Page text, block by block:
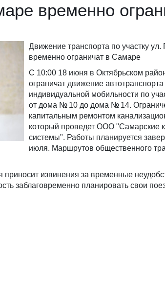
временно
Движение транспорта по участку ул.
временно ограничат в Самаре
С 10:00 18 июня в Октябрьском
ограничат движение автотранспорта
индивидуальной мобильности по
от дома № 10 до дома № 14.
капитальным ремонтом
который проведет ООО "Самарские
системы". Работы планируется
июля. Маршрутов общественного
извинения за временные
заблаговременно планировать свои